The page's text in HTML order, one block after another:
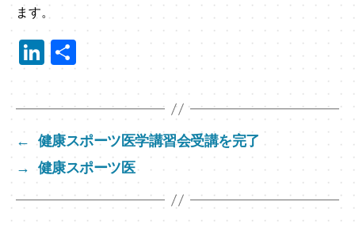
ます。
Li
n
k
e
dI
n
共
有
←
健康スポーツ医学講習会受講を完了
→
健康スポーツ医